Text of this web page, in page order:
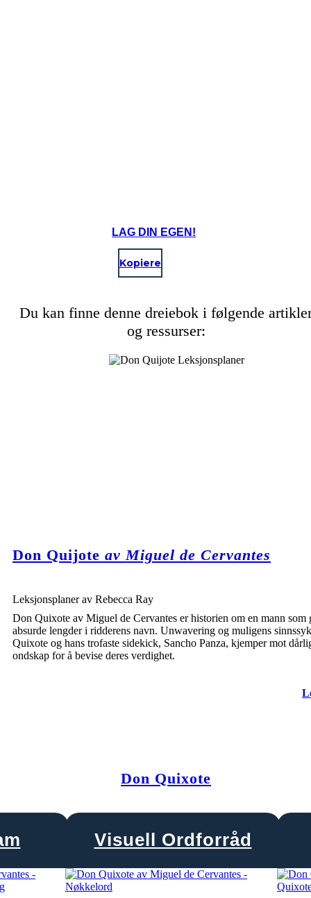
LAG DIN EGEN!
Kopiere
Du kan finne denne dreiebok i følgende
og ressurser:
Don Quijote av Miguel de Cervantes
Leksjonsplaner av Rebecca Ray
Don Quixote av Miguel de Cervantes er historien om en mann som
absurde lengder i ridderens navn. Unwavering og muligens
Quixote og hans trofaste sidekick, Sancho Panza, kjemper mot
ondskap for å bevise deres verdighet.
Don Quixote
Visuell Ordforråd